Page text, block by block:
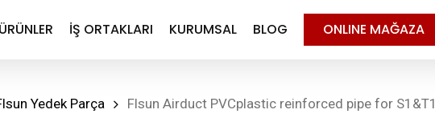
İŞ ORTAKLARI KURUMSAL BLOG ONLINE MAĞAZA
Yedek Parça Flsun Airduct PVCplastic reinforced pipe for S1&T1